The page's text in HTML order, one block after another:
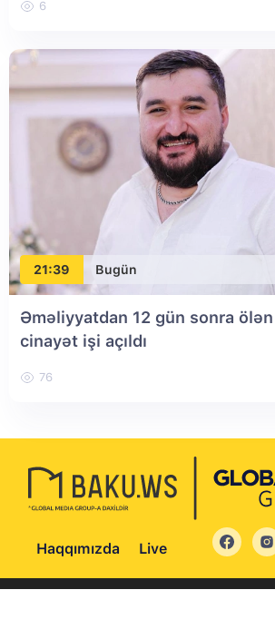
6
21:39 Bugün
Əməliyyatdan 12 gün sonra
cinayət işi açıldı
76
Haqqımızda Live